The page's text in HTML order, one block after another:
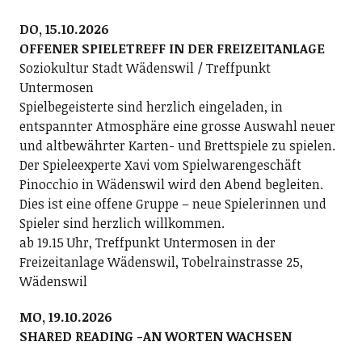
DO, 15.10.2026
OFFENER SPIELETREFF IN DER FREIZEITANLAGE
Soziokultur Stadt Wädenswil / Treffpunkt
Untermosen
Spielbegeisterte sind herzlich eingeladen, in
entspannter Atmosphäre eine grosse Auswahl neuer
und altbewährter Karten- und Brettspiele zu spielen.
Der Spieleexperte Xavi vom Spielwarengeschäft
Pinocchio in Wädenswil wird den Abend begleiten.
Dies ist eine offene Gruppe – neue Spielerinnen und
Spieler sind herzlich willkommen.
ab 19.15 Uhr, Treffpunkt Untermosen in der
Freizeitanlage Wädenswil, Tobelrainstrasse 25,
Wädenswil
MO, 19.10.2026
SHARED READING -AN WORTEN WACHSEN